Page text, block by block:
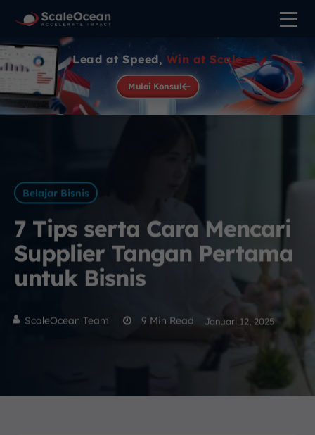
Lead at Speed, Win at Scale
Mulai Konsul
Belajar Bisnis
7 Tips serta Cara Mencari
Supplier Tangan Pertama
untuk Bisnis
ScaleOcean Team 9 Min Read Januari 12, 2025